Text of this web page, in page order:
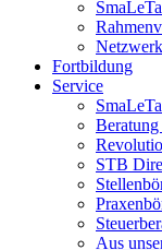
Fortbildung
Service
STB
Aus